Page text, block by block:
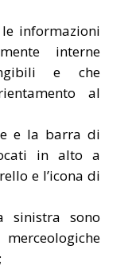
informazioni
interne
e che
al
e la barra di
in alto a
e l’icona di
sinistra sono